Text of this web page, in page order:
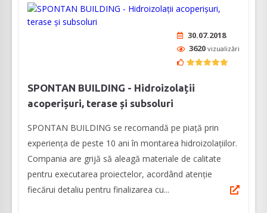
30.07.2018
3620 vizualizări
SPONTAN BUILDING - Hidroizolații
acoperișuri, terase și subsoluri
SPONTAN BUILDING se recomandă pe piață prin
experiența de peste 10 ani în montarea hidroizolațiilor.
Compania are grijă să aleagă materiale de calitate
pentru executarea proiectelor, acordând atenție
fiecărui detaliu pentru finalizarea cu...